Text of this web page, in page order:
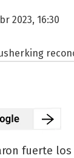
2023, 16:30
fuerte